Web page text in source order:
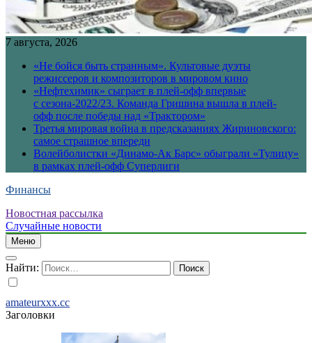
7 августа, 2026
«Не бойся быть странным». Культовые дуэты
режиссеров и композиторов в мировом кино
«Нефтехимик» сыграет в плей-офф впервые
с сезона-2022/23. Команда Гришина вышла в плей-
офф после победы над «Трактором»
Третья мировая война в предсказаниях Жириновского:
самое страшное впереди
Волейболистки «Динамо-Ак Барс» обыграли «Тулицу»
в рамках плей-офф Суперлиги
Финансы
Новостная рассылка
Случайные новости
Меню
Найти:
amateurxxx.cc
Заголовки